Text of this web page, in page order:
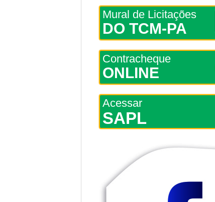
Mural de Licitações
DO TCM-PA
Contracheque
ONLINE
Acessar
SAPL